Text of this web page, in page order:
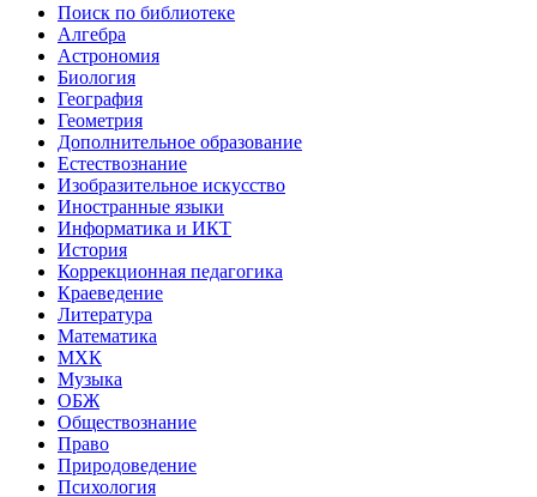
Поиск по библиотеке
Алгебра
Астрономия
Биология
География
Геометрия
Дополнительное образование
Естествознание
Изобразительное искусство
Иностранные языки
Информатика и ИКТ
История
Коррекционная педагогика
Краеведение
Литература
Математика
МХК
Музыка
ОБЖ
Обществознание
Право
Природоведение
Психология